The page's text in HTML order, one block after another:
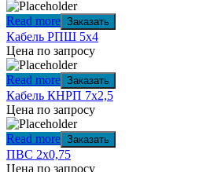
Read more Заказать
Кабель РПШ 5х4
Цена по запросу
Read more Заказать
Кабель КНРП 7х2,5
Цена по запросу
Read more Заказать
ПВС 2х0,75
Цена по запросу